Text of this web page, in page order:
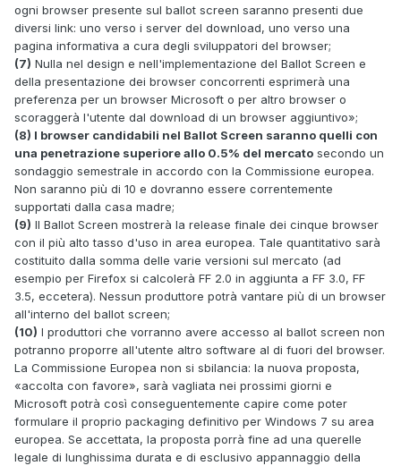
ogni browser presente sul ballot screen saranno presenti due
diversi link: uno verso i server del download, uno verso una
pagina informativa a cura degli sviluppatori del browser;
(7) Nulla nel design e nell'implementazione del Ballot Screen e
della presentazione dei browser concorrenti esprimerà una
preferenza per un browser Microsoft o per altro browser o
scoraggerà l'utente dal download di un browser aggiuntivo»;
(8) I browser candidabili nel Ballot Screen saranno quelli con
una penetrazione superiore allo 0.5% del mercato secondo un
sondaggio semestrale in accordo con la Commissione europea.
Non saranno più di 10 e dovranno essere correntemente
supportati dalla casa madre;
(9) Il Ballot Screen mostrerà la release finale dei cinque browser
con il più alto tasso d'uso in area europea. Tale quantitativo sarà
costituito dalla somma delle varie versioni sul mercato (ad
esempio per Firefox si calcolerà FF 2.0 in aggiunta a FF 3.0, FF
3.5, eccetera). Nessun produttore potrà vantare più di un browser
all'interno del ballot screen;
(10) I produttori che vorranno avere accesso al ballot screen non
potranno proporre all'utente altro software al di fuori del browser.
La Commissione Europea non si sbilancia: la nuova proposta,
«accolta con favore», sarà vagliata nei prossimi giorni e
Microsoft potrà così conseguentemente capire come poter
formulare il proprio packaging definitivo per Windows 7 su area
europea. Se accettata, la proposta porrà fine ad una querelle
legale di lunghissima durata e di esclusivo appannaggio della